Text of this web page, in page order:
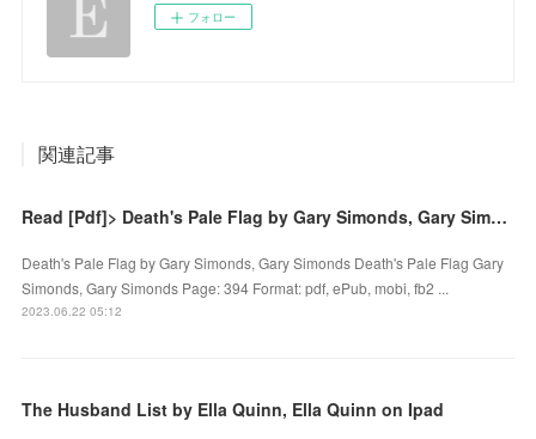
フォロー
関連記事
Read [Pdf]> Death's Pale Flag by Gary Simonds, Gary Simonds
Death's Pale Flag by Gary Simonds, Gary Simonds Death's Pale Flag Gary
Simonds, Gary Simonds Page: 394 Format: pdf, ePub, mobi, fb2 ...
2023.06.22 05:12
The Husband List by Ella Quinn, Ella Quinn on Ipad